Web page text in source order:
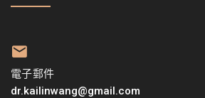
電子郵件
dr.kailinwang@gmail.com